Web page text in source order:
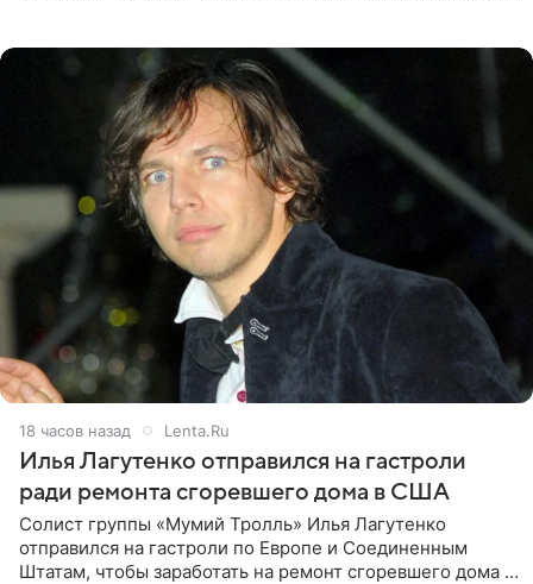
18 часов назад Lenta.Ru
Илья Лагутенко отправился на гастроли
ради ремонта сгоревшего дома в США
Солист группы «Мумий Тролль» Илья Лагутенко
отправился на гастроли по Европе и Соединенным
Штатам, чтобы заработать на ремонт сгоревшего дома в